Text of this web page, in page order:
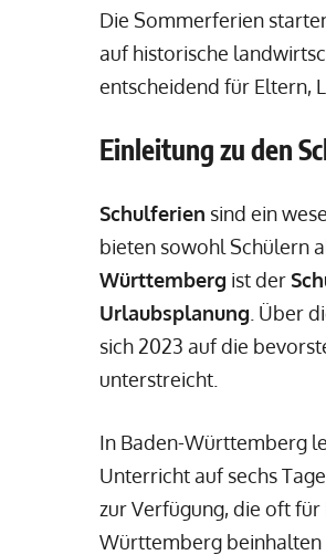
Die Sommerferien
auf historische
entscheidend für Eltern,
Einleitung zu den
Schulferien sind ein
bieten sowohl Schülern
Württemberg ist der
Urlaubsplanung . Über
sich 2023 auf die
unterstreicht.
In Baden-Württemberg
Unterricht auf sechs
zur Verfügung, die oft
Württemberg beinhalten